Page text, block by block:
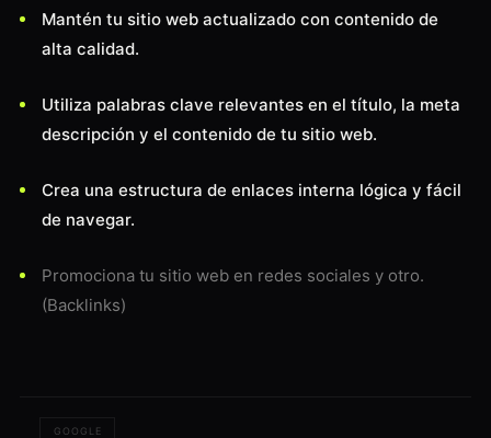
Mantén tu sitio web actualizado con contenido de
alta calidad.
Utiliza palabras clave relevantes en el título, la meta
descripción y el contenido de tu sitio web.
Crea una estructura de enlaces interna lógica y fácil
de navegar.
Promociona tu sitio web en redes sociales y otro.
(Backlinks)
GOOGLE